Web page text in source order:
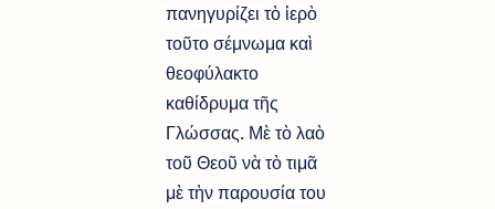
πανηγυρίζει τὸ ἱερὸ
τοῦτο σέμνωμα καὶ
θεοφύλακτο
καθίδρυμα τῆς
Γλώσσας. Μὲ τὸ λαὸ
τοῦ Θεοῦ νὰ τὸ τιμᾶ
μὲ τὴν παρουσία του